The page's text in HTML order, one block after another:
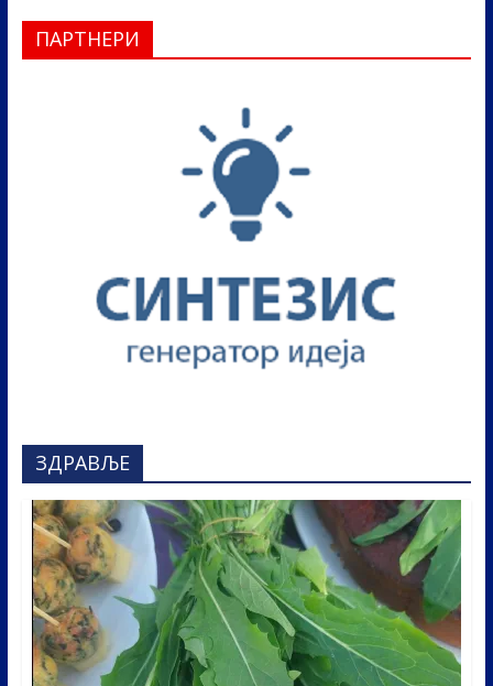
ПАРТНЕРИ
ЗДРАВЉЕ